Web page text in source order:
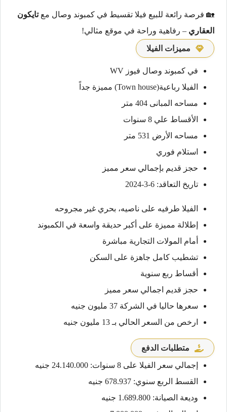
🏡 فرصة رائعة للبيع فيلا تقسيط في كمبوند وصال معتايكون
العقاري – رفاهية وراحة في موقع مثالي!
مميزات الفيلا
في كمبوند وصال فيوز WV
الفيلا رباعية(Town house) مميزة جداً
مساحه المبانى 404 متر
الأقساط علي 8 سنوات
مساحه الأرض 531 متر
استلام فوري
حجز قديم بإجمالي سعر مميز
تاريخ التعاقد: 6-3-2024
الفيلا طرفيه على ناصيه، بحري غير مجروحه
إطلالة مميزة على أكبر حديقة واسعة في الكمبوند
أمام المولات التجارية مباشرة
تشطيب كامل جاهزة على السكن
أقساط ربع سنوية
حجز قديم اجمالي سعر مميز
سعرها حاليا في الشركة 37 مليون جنيه
ارخص من السعر الحالي بـ 13 مليون جنيه
متطلبات الدفع
إجمالي سعر الفيلا على 8 سنوات: 24.140.000 جنيه
القسط الربع سنوي: 678.937 جنيه
وديعة الصيانة: 1.689.800 جنيه